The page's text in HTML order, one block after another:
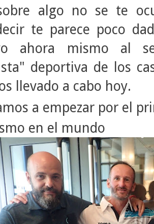
algo no se te
te parece poco
ahora mismo al
deportiva de los
llevado a cabo hoy.
a empezar por el
en el mundo